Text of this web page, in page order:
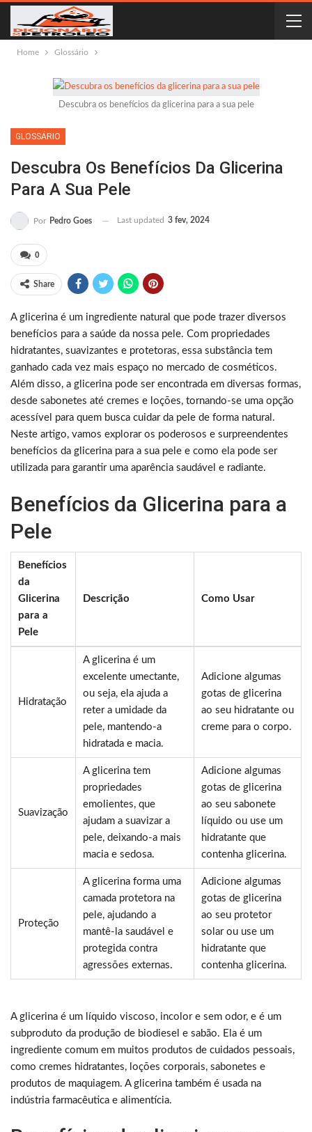
Home Glossário
Descubra os benefícios da glicerina para a sua pele
GLOSSÁRIO
Descubra Os Benefícios Da Glicerina
Para A Sua Pele
Por Pedro Goes Last updated 3 fev, 2024
0
Share
A glicerina é um ingrediente natural que pode trazer diversos
benefícios para a saúde da nossa pele. Com propriedades
hidratantes, suavizantes e protetoras, essa substância tem
ganhado cada vez mais espaço no mercado de cosméticos.
Além disso, a glicerina pode ser encontrada em diversas formas,
desde sabonetes até cremes e loções, tornando-se uma opção
acessível para quem busca cuidar da pele de forma natural.
Neste artigo, vamos explorar os poderosos e surpreendentes
benefícios da glicerina para a sua pele e como ela pode ser
utilizada para garantir uma aparência saudável e radiante.
Benefícios da Glicerina para a
Pele
Benefícios
da
Glicerina
para a
Pele
Descrição Como Usar
Hidratação
A glicerina é um
excelente umectante,
ou seja, ela ajuda a
reter a umidade da
pele, mantendo-a
hidratada e macia.
Adicione algumas
gotas de glicerina
ao seu hidratante ou
creme para o corpo.
Suavização
A glicerina tem
propriedades
emolientes, que
ajudam a suavizar a
pele, deixando-a mais
macia e sedosa.
Adicione algumas
gotas de glicerina
ao seu sabonete
líquido ou use um
hidratante que
contenha glicerina.
Proteção
A glicerina forma uma
camada protetora na
pele, ajudando a
mantê-la saudável e
protegida contra
agressões externas.
Adicione algumas
gotas de glicerina
ao seu protetor
solar ou use um
hidratante que
contenha glicerina.
A glicerina é um líquido viscoso, incolor e sem odor, e é um
subproduto da produção de biodiesel e sabão. Ela é um
ingrediente comum em muitos produtos de cuidados pessoais,
como cremes hidratantes, loções corporais, sabonetes e
produtos de maquiagem. A glicerina também é usada na
indústria farmacêutica e alimentícia.